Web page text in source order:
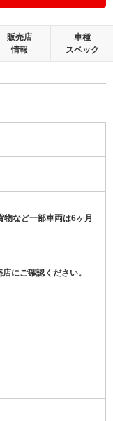
販売店
情報
車種
スペック
など一部車両は6ヶ月
にご確認ください。